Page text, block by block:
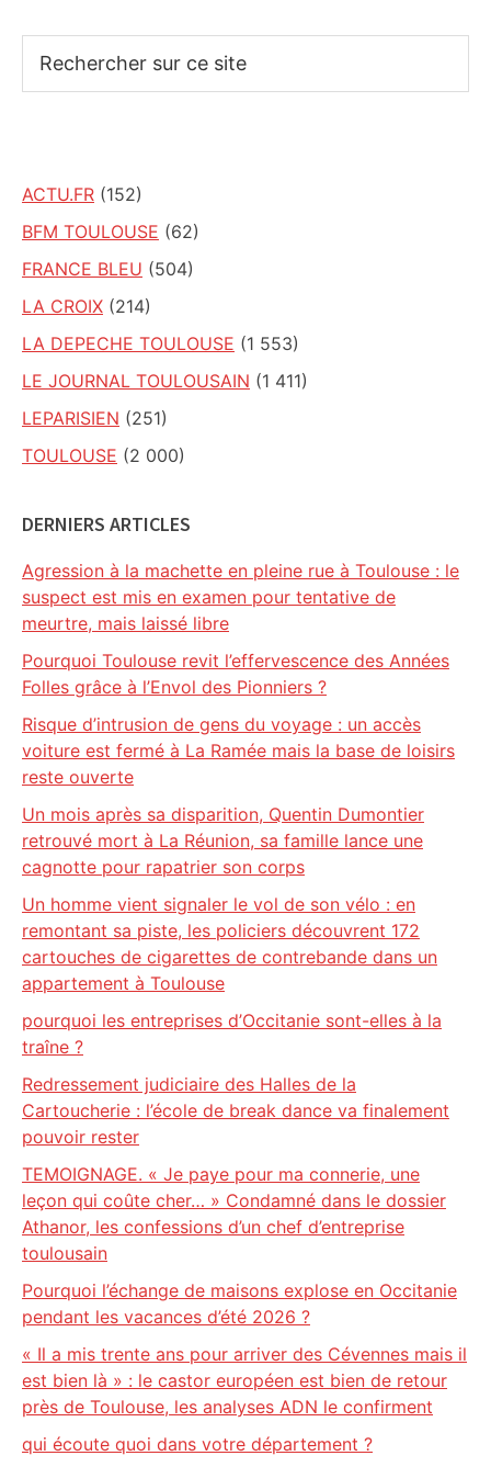
sur
ACTU.FR (152)
BFM TOULOUSE (62)
FRANCE BLEU (504)
LA CROIX (214)
LA DEPECHE TOULOUSE (1 553)
LE JOURNAL TOULOUSAIN (1 411)
LEPARISIEN (251)
TOULOUSE (2 000)
DERNIERS ARTICLES
Agression à la machette en pleine rue à Toulouse : le
suspect est mis en examen pour tentative de
meurtre, mais laissé libre
Pourquoi Toulouse revit l’effervescence des Années
Folles grâce à l’Envol des Pionniers ?
Risque d’intrusion de gens du voyage : un accès
voiture est fermé à La Ramée mais la base de loisirs
reste ouverte
Un mois après sa disparition, Quentin Dumontier
retrouvé mort à La Réunion, sa famille lance une
cagnotte pour rapatrier son corps
Un homme vient signaler le vol de son vélo : en
remontant sa piste, les policiers découvrent 172
cartouches de cigarettes de contrebande dans un
appartement à Toulouse
pourquoi les entreprises d’Occitanie sont-elles à la
traîne ?
Redressement judiciaire des Halles de la
Cartoucherie : l’école de break dance va finalement
pouvoir rester
TEMOIGNAGE. « Je paye pour ma connerie, une
leçon qui coûte cher… » Condamné dans le dossier
Athanor, les confessions d’un chef d’entreprise
toulousain
Pourquoi l’échange de maisons explose en Occitanie
pendant les vacances d’été 2026 ?
« Il a mis trente ans pour arriver des Cévennes mais il
est bien là » : le castor européen est bien de retour
près de Toulouse, les analyses ADN le confirment
qui écoute quoi dans votre département ?